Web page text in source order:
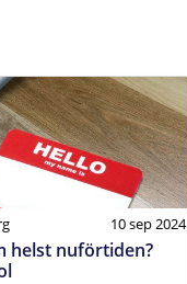
10 sep 2024
helst nuförtiden?